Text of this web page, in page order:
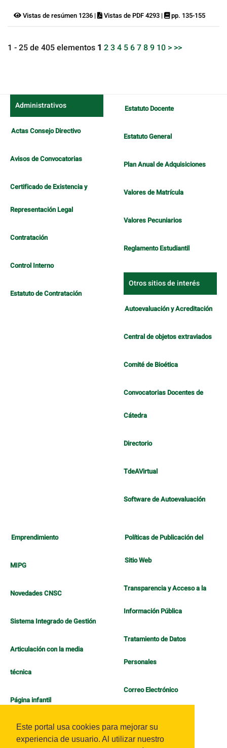
Este portal usa cookies para mejorar su
experiencia de usuario. Al utilizar nuestro
Vistas de resúmen 1236 | Vistas de PDF 4293 | pp. 135-155
1 - 25 de 405 elementos 1 234 56789 10 > >>
Administrativos
Actas Consejo Directivo
Avisos de Convocatorias
Certificado de Existencia y
Representación Legal
Contratación
Control Interno
Estatuto de Contratación
Estatuto Docente
Estatuto General
Plan Anual de Adquisiciones
Valores de Matrícula
Valores Pecuniarios
Reglamento Estudiantil
Otros sitios de interés
Autoevaluación y Acreditación
Central de objetos extraviados
Comité de Bioética
Convocatorias Docentes de
Cátedra
Directorio
TdeAVirtual
Software de Autoevaluación
Emprendimiento
MIPG
Novedades CNSC
Sistema Integrado de Gestión
Articulación con la media
técnica
Página infantil
Políticas de Publicación del
Sitio Web
Transparencia y Acceso a la
Información Pública
Tratamiento de Datos
Personales
Correo Electrónico